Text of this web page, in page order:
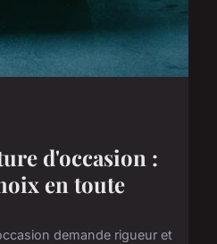
d'occasion :
en toute
demande rigueur et